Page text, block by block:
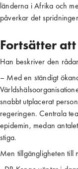
länderna i Afrika och
påverkar det
Fortsätter
Han beskriver den
– Med en ständigt
snabbt utplacerat
regeringen. Centrala
epidemin, medan
stiga.
Men tillgängligheten till